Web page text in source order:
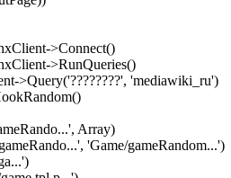
>Connect()
>RunQueries()
>Query('????????', 'mediawiki_ru')
Array)
'Game/gameRandom...')